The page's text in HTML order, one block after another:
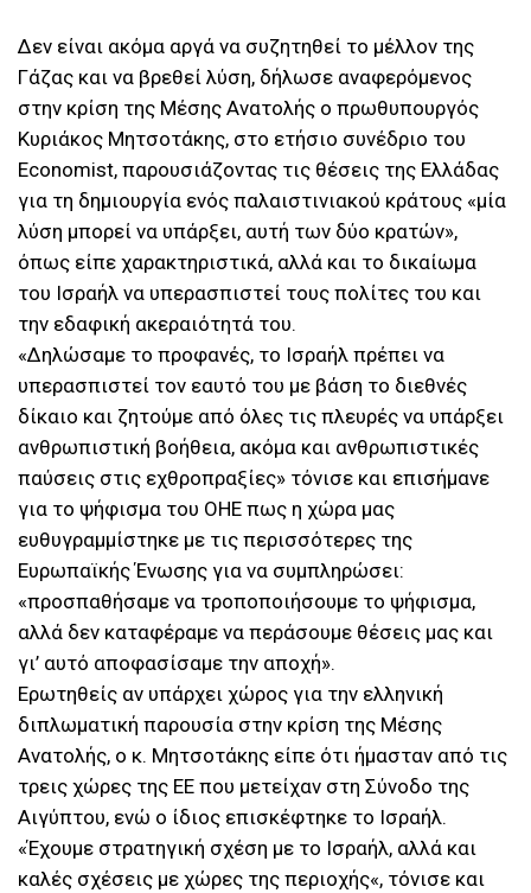
Δεν είναι ακόμα αργά να συζητηθεί το μέλλον της
Γάζας και να βρεθεί λύση, δήλωσε αναφερόμενος
στην κρίση της Μέσης Ανατολής ο πρωθυπουργός
Κυριάκος Μητσοτάκης, στο ετήσιο συνέδριο του
Economist, παρουσιάζοντας τις θέσεις της Ελλάδας
για τη δημιουργία ενός παλαιστινιακού κράτους «μία
λύση μπορεί να υπάρξει, αυτή των δύο κρατών»,
όπως είπε χαρακτηριστικά, αλλά και το δικαίωμα
του Ισραήλ να υπερασπιστεί τους πολίτες του και
την εδαφική ακεραιότητά του.
«Δηλώσαμε το προφανές, το Ισραήλ πρέπει να
υπερασπιστεί τον εαυτό του με βάση το διεθνές
δίκαιο και ζητούμε από όλες τις πλευρές να υπάρξει
ανθρωπιστική βοήθεια, ακόμα και ανθρωπιστικές
παύσεις στις εχθροπραξίες» τόνισε και επισήμανε
για το ψήφισμα του ΟΗΕ πως η χώρα μας
ευθυγραμμίστηκε με τις περισσότερες της
Ευρωπαϊκής Ένωσης για να συμπληρώσει:
«προσπαθήσαμε να τροποποιήσουμε το ψήφισμα,
αλλά δεν καταφέραμε να περάσουμε θέσεις μας και
γι’ αυτό αποφασίσαμε την αποχή».
Ερωτηθείς αν υπάρχει χώρος για την ελληνική
διπλωματική παρουσία στην κρίση της Μέσης
Ανατολής, ο κ. Μητσοτάκης είπε ότι ήμασταν από τις
τρεις χώρες της ΕΕ που μετείχαν στη Σύνοδο της
Αιγύπτου, ενώ ο ίδιος επισκέφτηκε το Ισραήλ.
«Έχουμε στρατηγική σχέση με το Ισραήλ, αλλά και
καλές σχέσεις με χώρες της περιοχής«, τόνισε και